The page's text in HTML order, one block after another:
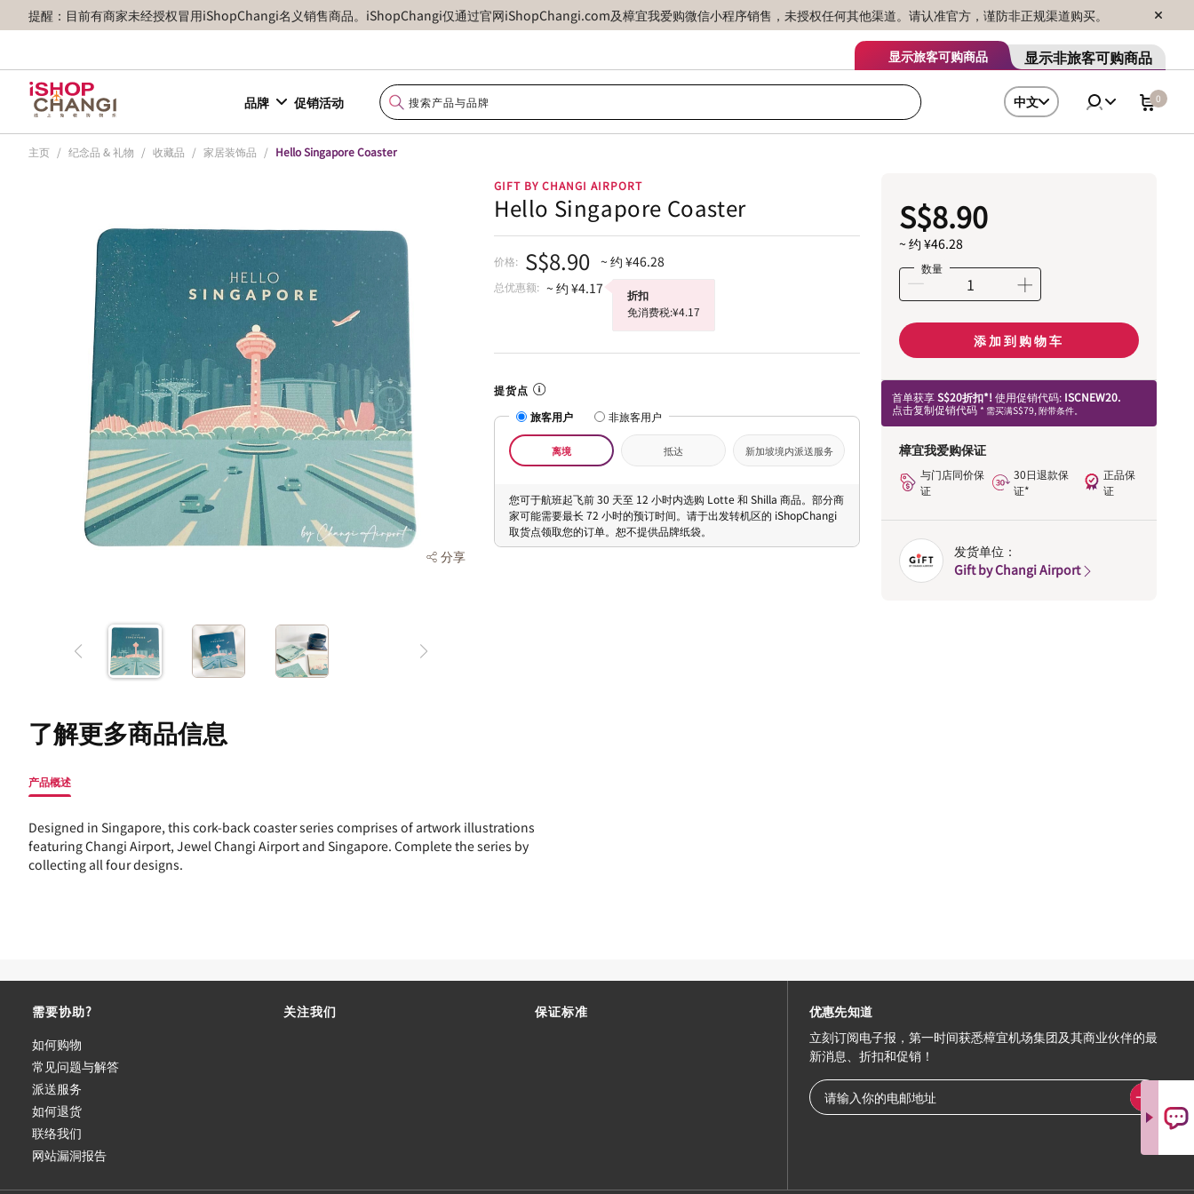
提醒：目前有商家未经授权冒用iShopChangi名义销售商品。iShopChangi仅通过官网iShopChangi.com及樟宜我爱购微信小程序销售，未授权任何其他渠道。请认准官方，谨防非正规渠道购买。
显示旅客可购商品 显示非旅客可购商品
品牌 促销活动 中文 0
主页 / 纪念品 & 礼物 / 收藏品 / 家居装饰品 / Hello Singapore Coaster
分享
GIFT BY CHANGI AIRPORT
Hello Singapore Coaster
价格: S$8.90 ~ 约 ¥46.28
总优惠额: ~ 约 ¥4.17
折扣
免消费税:¥4.17
提货点
旅客用户
非旅客用户
离境 抵达 新加坡境内派送服务
您可于航班起飞前 30 天至 12 小时内选购 Lotte 和 Shilla 商品。部分商
家可能需要最长 72 小时的预订时间。请于出发转机区的 iShopChangi
取货点领取您的订单。恕不提供品牌纸袋。
S$8.90
~ 约 ¥46.28
数量
添加到购物车
首单获享S$20折扣*! 使用促销代码: ISCNEW20.
点击复制促销代码 * 需买满S$79, 附带条件。
樟宜我爱购保证
与门店同价保
证
30日退款保
证*
正品保
证
发货单位：
Gift by Changi Airport
了解更多商品信息
产品概述
Designed in Singapore, this cork-back coaster series comprises of artwork illustrations
featuring Changi Airport, Jewel Changi Airport and Singapore. Complete the series by
collecting all four designs.
需要协助?
如何购物
常见问题与解答
派送服务
如何退货
联络我们
网站漏洞报告
关注我们 保证标准
优惠先知道
立刻订阅电子报，第一时间获悉樟宜机场集团及其商业伙伴的最
新消息、折扣和促销！